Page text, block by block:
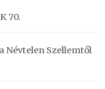
70.
Névtelen Szellemtől